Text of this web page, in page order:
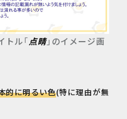
トル「点睛」のイメージ画
的に明るい色(特に理由が無